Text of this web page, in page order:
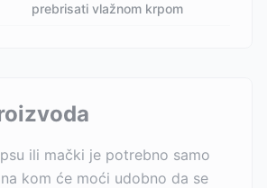
prebrisati vlažnom krpom
ili mački je potrebno samo
kom će moći udobno da se